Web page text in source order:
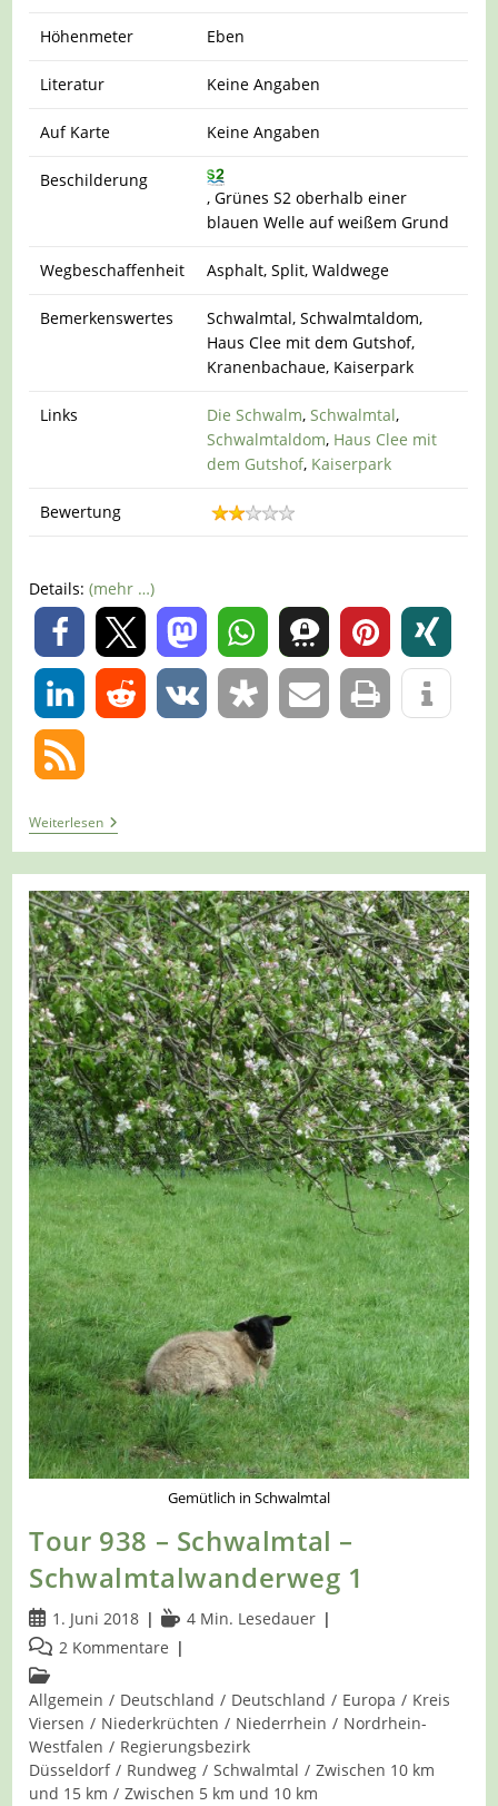
Höhenmeter Eben
Literatur Keine Angaben
Auf Karte Keine Angaben
Beschilderung
, Grünes S2 oberhalb einer
blauen Welle auf weißem Grund
Wegbeschaffenheit Asphalt, Split, Waldwege
Bemerkenswertes
Schwalmtal, Schwalmtaldom,
Haus Clee mit dem Gutshof,
Kranenbachaue, Kaiserpark
Links Die Schwalm,Schwalmtal,
Schwalmtaldom, Haus Clee mit
dem Gutshof, Kaiserpark
Bewertung
Details:(mehr …)
0
0
WeiterlesenTour
947
–
Schwalmtal
–
Schwalmtalwanderweg
2
Gemütlich in Schwalmtal
Tour 938 – Schwalmtal –
Schwalmtalwanderweg 1
Beitrag
veröffentlicht:
1. Juni 2018 Lesedauer:
4 Min. Lesedauer
Beitrags-
Kommentare:
2 Kommentare
Beitrags-
Kategorie:
Allgemein / Deutschland / Deutschland / Europa / Kreis
Viersen / Niederkrüchten / Niederrhein / Nordrhein-
Westfalen / Regierungsbezirk
Düsseldorf / Rundweg / Schwalmtal / Zwischen 10 km
und 15 km / Zwischen 5 km und 10 km